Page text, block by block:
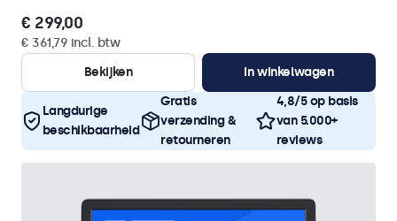
€ 299,00
€ 361,79 incl. btw
Bekijken
In winkelwagen
Langdurige
beschikbaarheid
Gratis
verzending &
retourneren
4,8/5 op basis
van 5.000+
reviews